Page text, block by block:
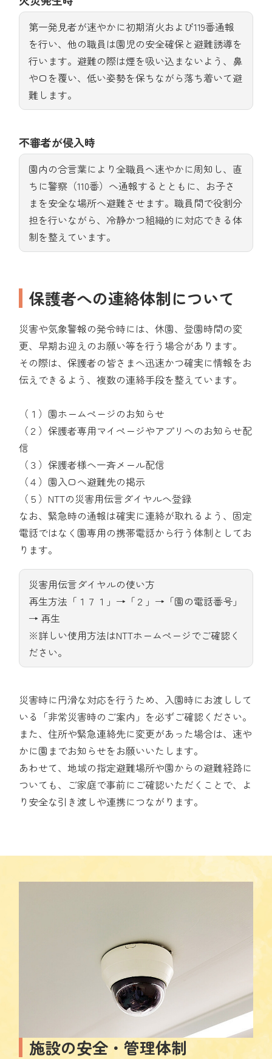
第一発見者が速やかに初期消火および119番通報
を行い、他の職員は園児の安全確保と避難誘導を
行います。避難の際は煙を吸い込まないよう、鼻
や口を覆い、低い姿勢を保ちながら落ち着いて避
難します。
不審者が侵入時
園内の合言葉により全職員へ速やかに周知し、直
ちに警察（110番）へ通報するとともに、お子さ
まを安全な場所へ避難させます。職員間で役割分
担を行いながら、冷静かつ組織的に対応できる体
制を整えています。
保護者への連絡体制について
災害や気象警報の発令時には、休園、登園時間の変
更、早期お迎えのお願い等を行う場合があります。
その際は、保護者の皆さまへ迅速かつ確実に情報をお
伝えできるよう、複数の連絡手段を整えています。
（１）園ホームページのお知らせ
（２）保護者専用マイページやアプリへのお知らせ配
信
（３）保護者様へ一斉メール配信
（４）園入口へ避難先の掲示
（５）NTTの災害用伝言ダイヤルへ登録
なお、緊急時の通報は確実に連絡が取れるよう、固定
電話ではなく園専用の携帯電話から行う体制としてお
ります。
災害用伝言ダイヤルの使い方
再生方法「１７１」→「２」→「園の電話番号」
→ 再生
※詳しい使用方法はNTTホームページでご確認く
ださい。
災害時に円滑な対応を行うため、入園時にお渡しして
いる「非常災害時のご案内」を必ずご確認ください。
また、住所や緊急連絡先に変更があった場合は、速や
かに園までお知らせをお願いいたします。
あわせて、地域の指定避難場所や園からの避難経路に
ついても、ご家庭で事前にご確認いただくことで、よ
り安全な引き渡しや連携につながります。
施設の安全・管理体制